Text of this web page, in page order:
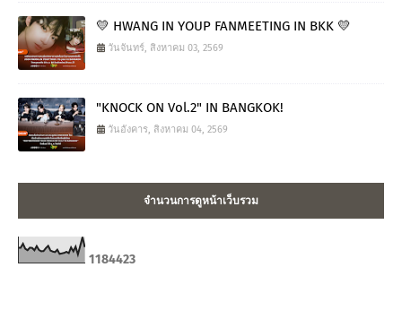
💛 HWANG IN YOUP FANMEETING IN BKK 💛
วันจันทร์, สิงหาคม 03, 2569
"KNOCK ON Vol.2" IN BANGKOK!
วันอังคาร, สิงหาคม 04, 2569
จำนวนการดูหน้าเว็บรวม
1184423